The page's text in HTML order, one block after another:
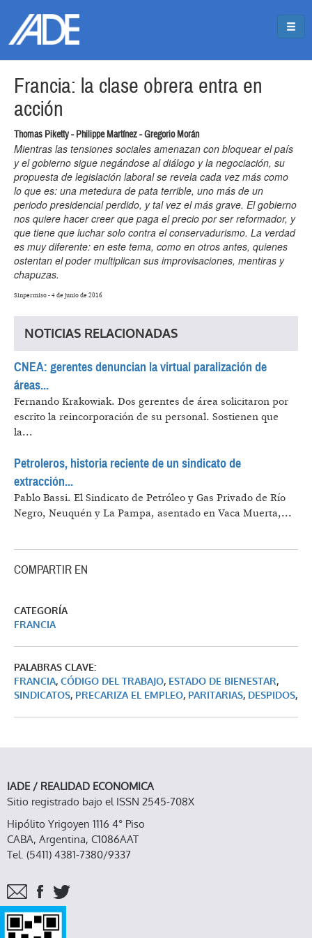
Francia: la clase obrera entra en
acción
Thomas Piketty - Philippe Martínez - Gregorio Morán
Mientras las tensiones sociales amenazan con bloquear el país
y el gobierno sigue negándose al diálogo y la negociación, su
propuesta de legislación laboral se revela cada vez más como
lo que es: una metedura de pata terrible, uno más de un
periodo presidencial perdido, y tal vez el más grave. El gobierno
nos quiere hacer creer que paga el precio por ser reformador, y
que tiene que luchar solo contra el conservadurismo. La verdad
es muy diferente: en este tema, como en otros antes, quienes
ostentan el poder multiplican sus improvisaciones, mentiras y
chapuzas.
Sinpermiso - 4 de junio de 2016
NOTICIAS RELACIONADAS
CNEA: gerentes denuncian la virtual paralización de
áreas...
Fernando Krakowiak. Dos gerentes de área solicitaron por
escrito la reincorporación de su personal. Sostienen que
la...
Petroleros, historia reciente de un sindicato de
extracción...
Pablo Bassi. El Sindicato de Petróleo y Gas Privado de Río
Negro, Neuquén y La Pampa, asentado en Vaca Muerta,...
COMPARTIR EN
CATEGORÍA
FRANCIA
PALABRAS CLAVE:
FRANCIA, CÓDIGO DEL TRABAJO, ESTADO DE BIENESTAR,
SINDICATOS, PRECARIZA EL EMPLEO, PARITARIAS, DESPIDOS,
IADE / REALIDAD ECONOMICA
Sitio registrado bajo el ISSN 2545-708X
Hipólito Yrigoyen 1116 4° Piso
CABA, Argentina, C1086AAT
Tel. (5411) 4381-7380/9337